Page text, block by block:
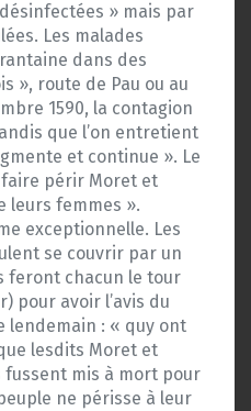
» mais par
Les malades
dans des
», route de Pau ou au
1590, la contagion
que l’on entretient
et continue ». Le
faire périr Moret et
leurs femmes ».
exceptionnelle. Les
se couvrir par un
feront chacun le tour
pour avoir l’avis du
lendemain : « quy ont
lesdits Moret et
fussent mis à mort pour
ne périsse à leur